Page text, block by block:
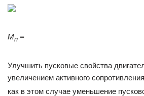
Mп =
Улучшить пуско­вые свойства
увеличением актив­ного
как в этом случае уменьшение